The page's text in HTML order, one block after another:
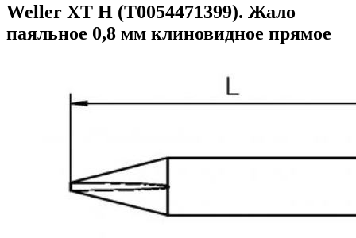
Weller XT H (T0054471399). Жало
паяльное 0,8 мм клиновидное прямое